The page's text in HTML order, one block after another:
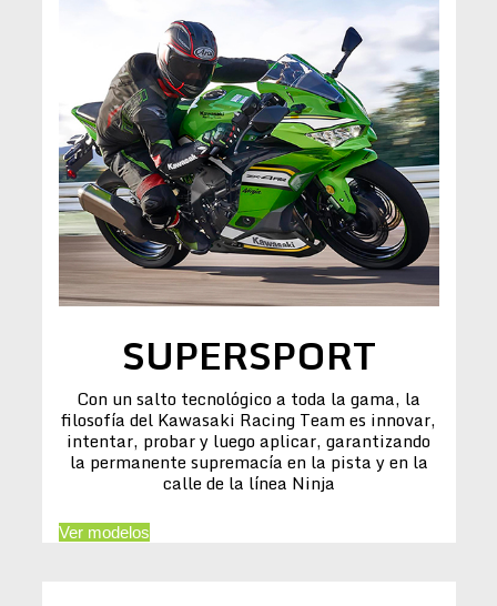
SUPERSPORT
Con un salto tecnológico a toda la gama, la
filosofía del Kawasaki Racing Team es innovar,
intentar, probar y luego aplicar, garantizando
la permanente supremacía en la pista y en la
calle de la línea Ninja
Ver modelos